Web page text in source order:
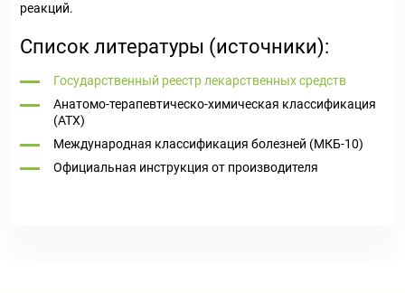
реакций.
Список литературы (источники):
Государственный реестр лекарственных средств
Анатомо-терапевтическо-химическая классификация
(ATX)
Международная классификация болезней (МКБ-10)
Официальная инструкция от производителя